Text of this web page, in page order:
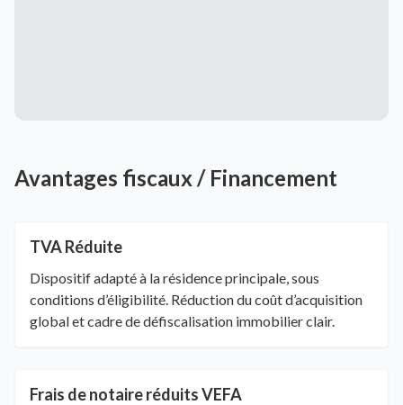
Avantages fiscaux / Financement
TVA Réduite
Dispositif adapté à la résidence principale, sous
conditions d’éligibilité. Réduction du coût d’acquisition
global et cadre de défiscalisation immobilier clair.
Frais de notaire réduits VEFA